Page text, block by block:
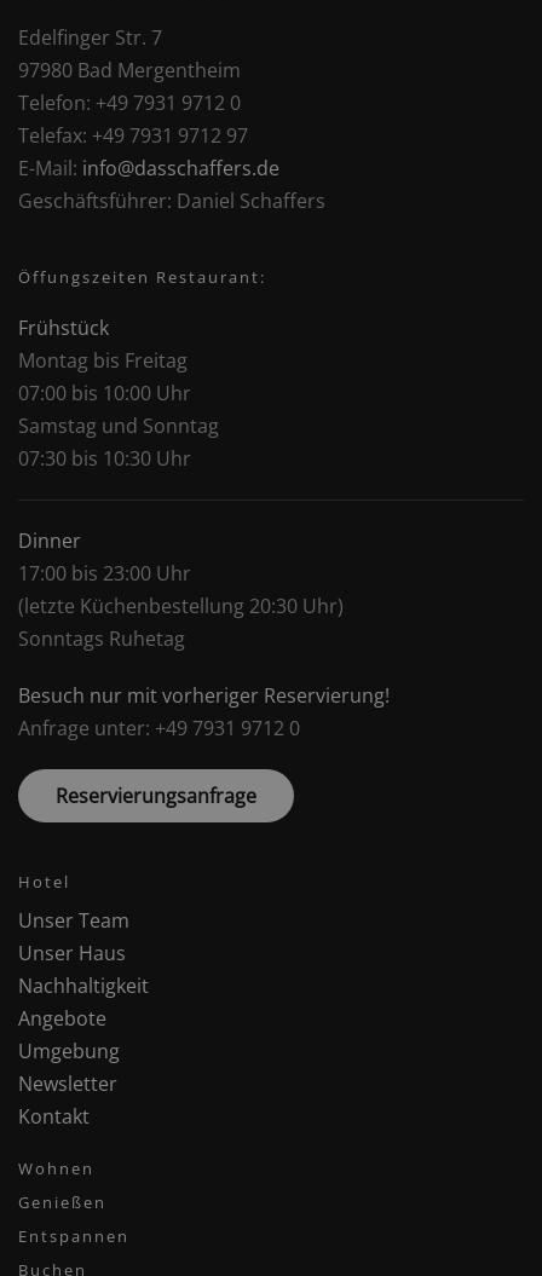
Edelfinger Str. 7
97980 Bad Mergentheim
Telefon: +49 7931 9712 0
Telefax: +49 7931 9712 97
E-Mail: info@dasschaffers.de
Geschäftsführer: Daniel Schaffers
Öffungszeiten Restaurant:
Frühstück
Montag bis Freitag
07:00 bis 10:00 Uhr
Samstag und Sonntag
07:30 bis 10:30 Uhr
Dinner
17:00 bis 23:00 Uhr
(letzte Küchenbestellung 20:30 Uhr)
Sonntags Ruhetag
Besuch nur mit vorheriger Reservierung!
Anfrage unter: +49 7931 9712 0
Reservierungsanfrage
Hotel
Unser Team
Unser Haus
Nachhaltigkeit
Angebote
Umgebung
Newsletter
Kontakt
Wohnen
Genießen
Entspannen
Buchen